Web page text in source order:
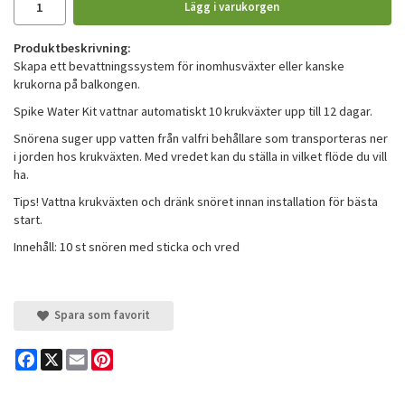
Lägg i varukorgen
Produktbeskrivning:
Skapa ett bevattningssystem för inomhusväxter eller kanske
krukorna på balkongen.
Spike Water Kit vattnar automatiskt 10 krukväxter upp till 12 dagar.
Snörena suger upp vatten från valfri behållare som transporteras ner
i jorden hos krukväxten. Med vredet kan du ställa in vilket flöde du vill
ha.
Tips! Vattna krukväxten och dränk snöret innan installation för bästa
start.
Innehåll: 10 st snören med sticka och vred
Spara som favorit
Facebook
X Email